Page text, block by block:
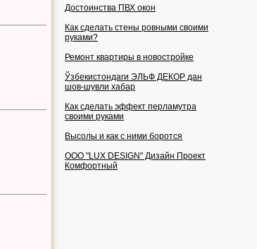
Достоинства ПВХ окон
Как сделать стены ровными своими
руками?
Ремонт квартиры в новостройке
Ўзбекистондаги ЭЛЬФ ДЕКОР дан
шов-шувли хабар
Как сделать эффект перламутра
своими руками
Высолы и как с ними боротся
OOO "LUX DESIGN" Дизайн Проект
Комфортный